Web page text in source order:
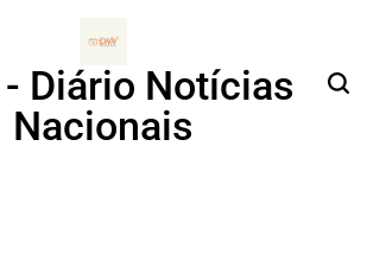
- Diário Notícias
Nacionais